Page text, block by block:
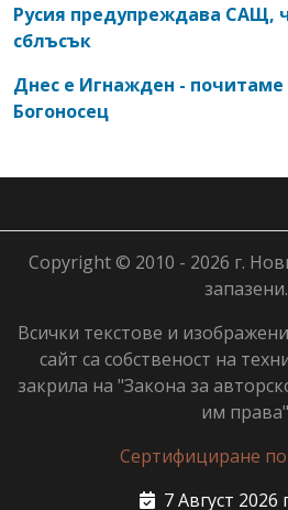
Русия предупреждава САЩ,
сблъсък
Днес е Игнажден - почитаме
Богоносец
Copyright © 2010 - 2026 г.
запазени.
Всички текстове и
сайт са собственост на
закрила на "Закона за
им
Сертифициране по
7 Август 2026